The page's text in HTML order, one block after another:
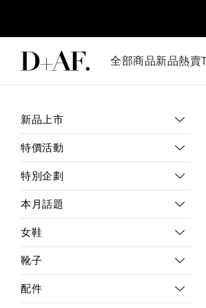
全部商品新品熱賣
新品上市
特價活動
特別企劃
本月話題
女鞋
靴子
配件